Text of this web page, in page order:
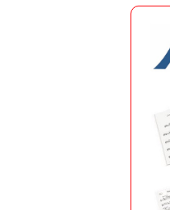
AMI
ฮัค
กุ
เ
ห